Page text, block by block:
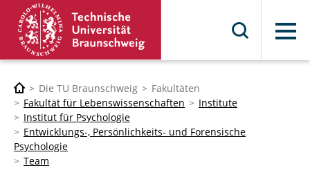
Menü
Die TU Braunschweig
Fakultäten
Fakultät für Lebenswissenschaften
Institute
Institut für Psychologie
Entwicklungs-, Persönlichkeits- und Forensische
Psychologie
Team